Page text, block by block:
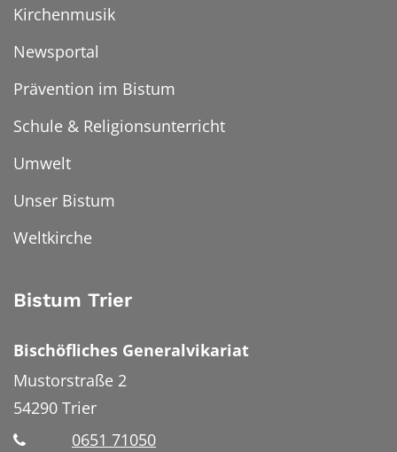
Kirchenmusik
Newsportal
Prävention im Bistum
Schule & Religionsunterricht
Umwelt
Unser Bistum
Weltkirche
Bistum Trier
Bischöfliches Generalvikariat
Mustorstraße 2
54290 Trier
0651 71050